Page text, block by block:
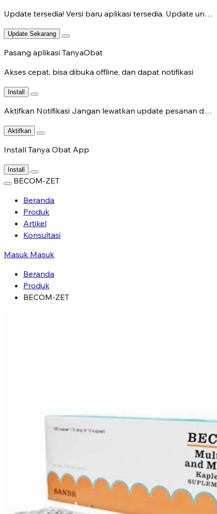
Update tersedia! Versi baru aplikasi tersedia. Update untuk fitur terbaru.
Update Sekarang
Pasang aplikasi TanyaObat
Akses cepat, bisa dibuka offline, dan dapat notifikasi
Install
Aktifkan Notifikasi Jangan lewatkan update pesanan dan chat dokter.
Aktifkan
Install Tanya Obat App
Install
BECOM-ZET
Beranda
Produk
Artikel
Konsultasi
Masuk Masuk
Beranda
Produk
BECOM-ZET